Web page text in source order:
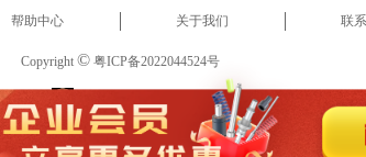
帮助中心 关于我们 联
Copyright © 粤ICP备2022044524号
2022 东莞市启泰智能科技有限公司 版权所有